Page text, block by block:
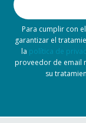
Para cumplir con
garantizar el
la política de
proveedor de email
su